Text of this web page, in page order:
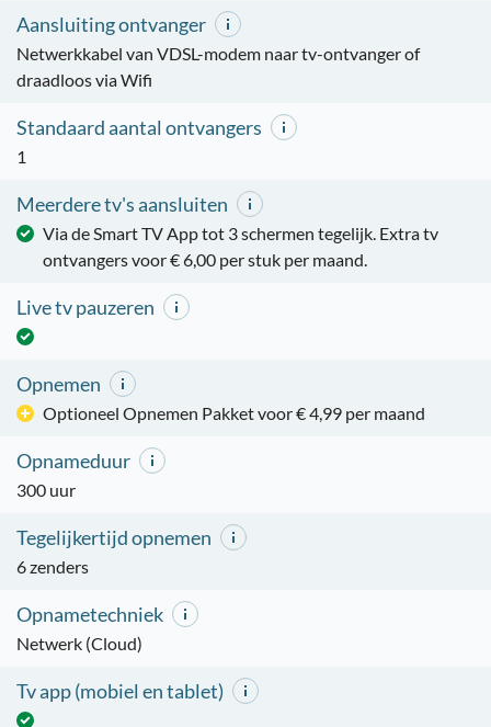
Aansluiting ontvanger
Netwerkkabel van VDSL-modem naar tv-ontvanger of
draadloos via Wifi
Standaard aantal ontvangers
1
Meerdere tv's aansluiten
Via de Smart TV App tot 3 schermen tegelijk. Extra tv
ontvangers voor € 6,00 per stuk per maand.
Live tv pauzeren
Opnemen
Optioneel Opnemen Pakket voor € 4,99 per maand
Opnameduur
300 uur
Tegelijkertijd opnemen
6 zenders
Opnametechniek
Netwerk (Cloud)
Tv app (mobiel en tablet)